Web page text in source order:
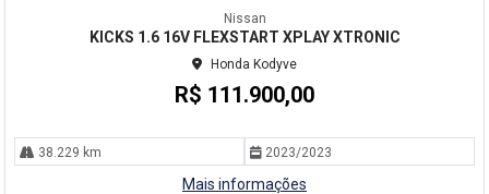
Nissan
KICKS 1.6 16V FLEXSTART XPLAY XTRONIC
Honda Kodyve
R$ 111.900,00
38.229 km 2023/2023
Mais informações